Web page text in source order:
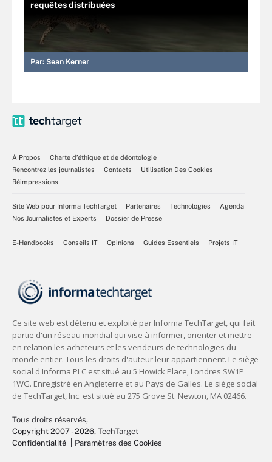
requêtes distribuées
Par: Sean Kerner
À Propos
Charte d’éthique et de déontologie
Rencontrez les journalistes
Contacts
Utilisation Des Cookies
Réimpressions
Site Web pour Informa TechTarget Partenaires Technologies
Agenda
Nos Journalistes et Experts
Dossier de Presse
E-Handbooks Conseils IT Opinions Guides Essentiels Projets IT
Tous droits réservés,
Copyright 2007 - 2026, TechTarget
Confidentialité
Paramètres des Cookies